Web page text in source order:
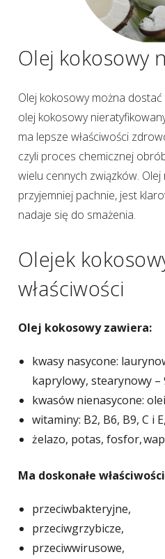
Olej kokosowy
Olej kokosowy można
olej kokosowy
ma lepsze właściwości
czyli proces chemicznej
wielu cennych związków.
przyjemniej pachnie, jest
nadaje się do smażenia.
Olejek
właściwości
Olej kokosowy zawiera:
kwasy nasycone:
kaprylowy, stearynowy –
kwasów nienasycone:
witaminy: B2, B6, B9, C i E,
żelazo, potas, fosfor,
Ma doskonałe
przeciwbakteryjne,
przeciwgrzybicze,
przeciwwirusowe,